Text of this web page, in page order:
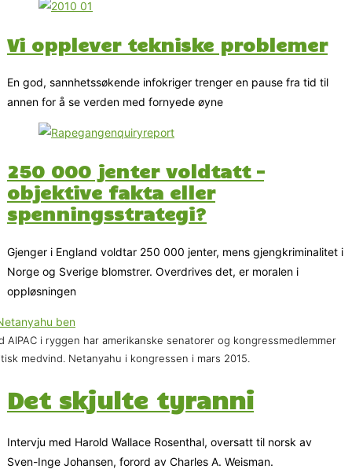
Vi opplever tekniske problemer
En god, sannhetssøkende infokriger trenger en pause fra tid til
annen for å se verden med fornyede øyne
250 000 jenter voldtatt –
objektive fakta eller
spenningsstrategi?
Gjenger i England voldtar 250 000 jenter, mens gjengkriminalitet i
Norge og Sverige blomstrer. Overdrives det, er moralen i
oppløsningen
AIPAC i ryggen har amerikanske senatorer og kongressmedlemmer
medvind. Netanyahu i kongressen i mars 2015.
Det skjulte tyranni
Intervju med Harold Wallace Rosenthal, oversatt til norsk av
Sven-Inge Johansen, forord av Charles A. Weisman.